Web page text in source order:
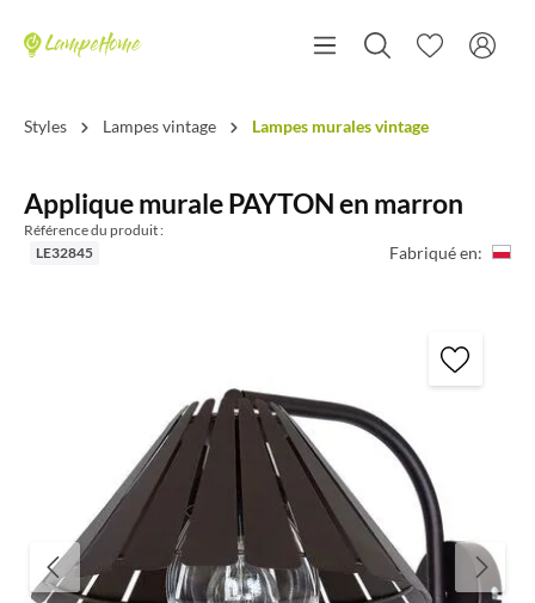
Styles Lampes vintage Lampes murales vintage
Applique murale PAYTON en marron
Référence du produit :
LE32845
Fabriqué en: